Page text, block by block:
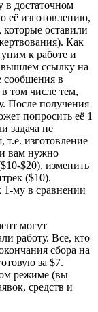
в достаточном
её изготовлению,
которые оставили
Как
к работе и
ссылку на
сообщения в
том числе тем,
После получения
попросить её 1
задача не
т.е. изготовление
вам нужно
$20), изменить
($10).
1-му в сравнении
могут
работу. Все, кто
сбора на
за $7.
режиме (вы
средств и